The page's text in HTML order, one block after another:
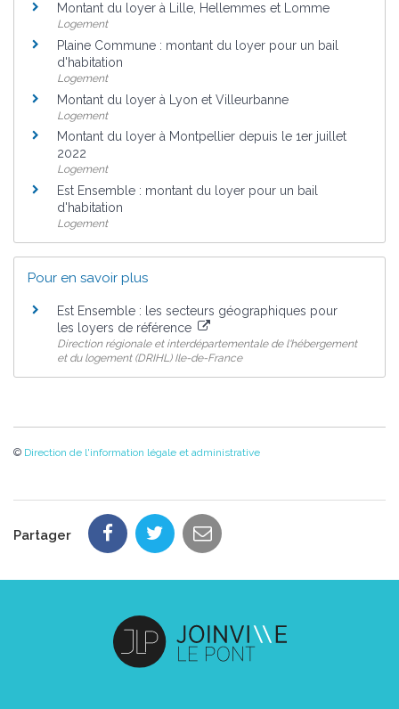
Montant du loyer à Lille, Hellemmes et Lomme
Logement
Plaine Commune : montant du loyer pour un bail
d'habitation
Logement
Montant du loyer à Lyon et Villeurbanne
Logement
Montant du loyer à Montpellier depuis le 1er juillet
2022
Logement
Est Ensemble : montant du loyer pour un bail
d'habitation
Logement
Pour en savoir plus
Est Ensemble : les secteurs géographiques pour
les loyers de référence
Direction régionale et interdépartementale de l'hébergement
et du logement (DRIHL) Ile-de-France
© Direction de l'information légale et administrative
Partager